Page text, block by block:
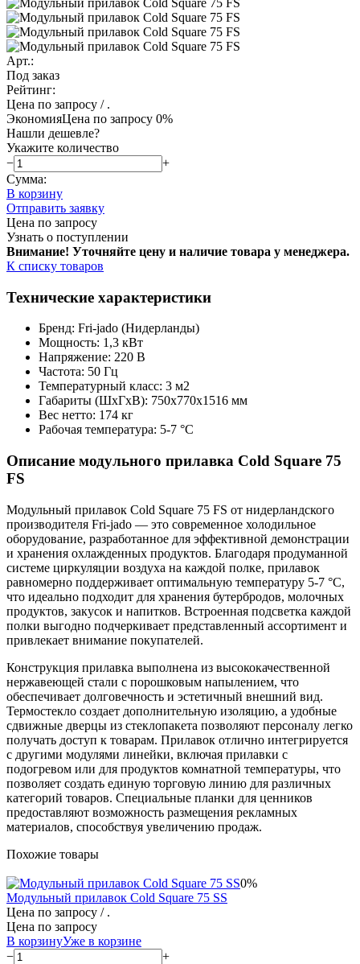
Арт.:
Под заказ
Рейтинг:
Цена по запросу / .
ЭкономияЦена по запросу 0%
Нашли дешевле?
Укажите количество
−
+
Сумма:
В корзину
Отправить заявку
Цена по запросу
Узнать о поступлении
Внимание! Уточняйте цену и наличие товара у менеджера.
К списку товаров
Технические характеристики
Бренд: Fri-jado (Нидерланды)
Мощность: 1,3 кВт
Напряжение: 220 В
Частота: 50 Гц
Температурный класс: 3 м2
Габариты (ШxГxВ): 750x770x1516 мм
Вес нетто: 174 кг
Рабочая температура: 5-7 °C
Описание модульного прилавка Cold Square 75
FS
Модульный прилавок Cold Square 75 FS от нидерландского
производителя Fri-jado — это современное холодильное
оборудование, разработанное для эффективной демонстрации
и хранения охлажденных продуктов. Благодаря продуманной
системе циркуляции воздуха на каждой полке, прилавок
равномерно поддерживает оптимальную температуру 5-7 °C,
что идеально подходит для хранения бутербродов, молочных
продуктов, закусок и напитков. Встроенная подсветка каждой
полки выгодно подчеркивает представленный ассортимент и
привлекает внимание покупателей.
Конструкция прилавка выполнена из высококачественной
нержавеющей стали с порошковым напылением, что
обеспечивает долговечность и эстетичный внешний вид.
Термостекло создает дополнительную изоляцию, а удобные
сдвижные дверцы из стеклопакета позволяют персоналу легко
получать доступ к товарам. Прилавок отлично интегрируется
с другими модулями линейки, включая прилавки с
подогревом или для продуктов комнатной температуры, что
позволяет создать единую торговую линию для различных
категорий товаров. Специальные планки для ценников
предоставляют возможность размещения рекламных
материалов, способствуя увеличению продаж.
Похожие товары
0%
Модульный прилавок Cold Square 75 SS
Цена по запросу / .
Цена по запросу
В корзинуУже в корзине
−
+